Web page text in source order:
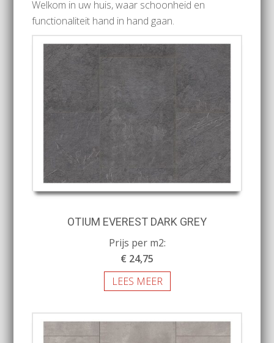
Welkom in uw huis, waar schoonheid en
functionaliteit hand in hand gaan.
OTIUM EVEREST DARK GREY
Prijs per m2:
€ 24,75
LEES MEER